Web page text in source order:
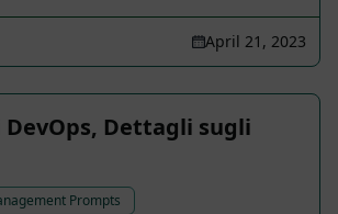
April 21, 2023
Dettagli sugli
Prompts